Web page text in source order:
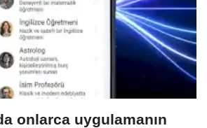
onlarca uygulamanın